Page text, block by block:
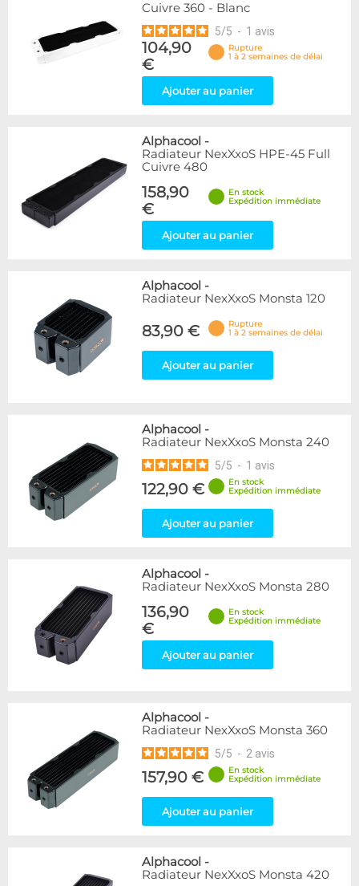
Cuivre 360 - Blanc
5/5 - 1 avis
104,90
€
Rupture
1 à 2 semaines de délai
Ajouter au panier
Alphacool -
Radiateur NexXxoS HPE-45 Full
Cuivre 480
158,90
€
En stock
Expédition immédiate
Ajouter au panier
Alphacool -
Radiateur NexXxoS Monsta 120
83,90 €
Rupture
1 à 2 semaines de délai
Ajouter au panier
Alphacool -
Radiateur NexXxoS Monsta 240
5/5 - 1 avis
122,90 €
En stock
Expédition immédiate
Ajouter au panier
Alphacool -
Radiateur NexXxoS Monsta 280
136,90
€
En stock
Expédition immédiate
Ajouter au panier
Alphacool -
Radiateur NexXxoS Monsta 360
5/5 - 2 avis
157,90 €
En stock
Expédition immédiate
Ajouter au panier
Alphacool -
Radiateur NexXxoS Monsta 420